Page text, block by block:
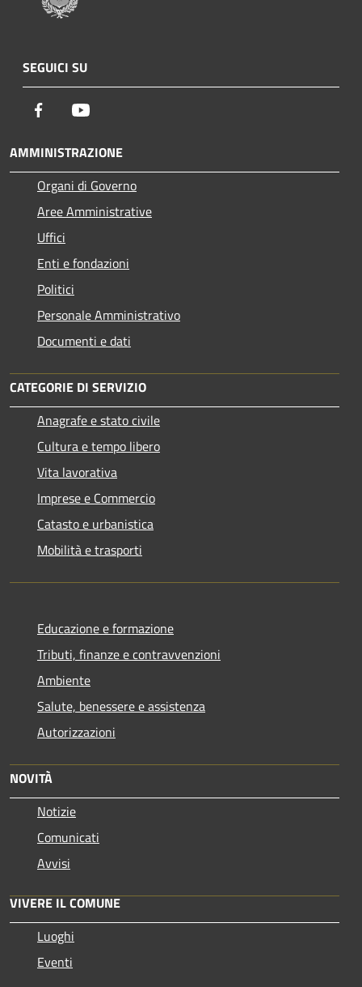
SEGUICI SU
Facebook
AMMINISTRAZIONE
Organi di Governo
Aree Amministrative
Uffici
Enti e fondazioni
Politici
Personale Amministrativo
Documenti e dati
CATEGORIE DI SERVIZIO
Anagrafe e stato civile
Cultura e tempo libero
Vita lavorativa
Imprese e Commercio
Catasto e urbanistica
Mobilità e trasporti
Educazione e formazione
Tributi, finanze e contravvenzioni
Ambiente
Salute, benessere e assistenza
Autorizzazioni
NOVITÀ
Notizie
Comunicati
Avvisi
VIVERE IL COMUNE
Luoghi
Eventi